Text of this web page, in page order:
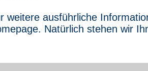
weitere ausführliche
Natürlich stehen wir